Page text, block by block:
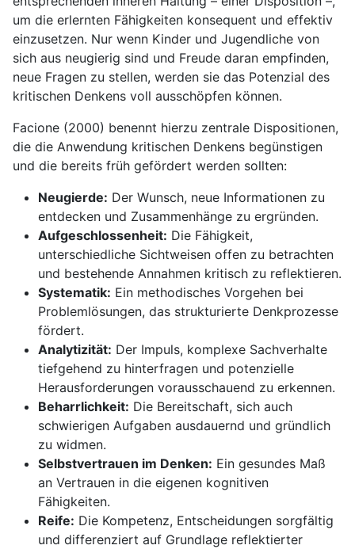
um die erlernten Fähigkeiten konsequent und effektiv
einzusetzen. Nur wenn Kinder und Jugendliche von
sich aus neugierig sind und Freude daran empfinden,
neue Fragen zu stellen, werden sie das Potenzial des
kritischen Denkens voll ausschöpfen können.
Facione (2000) benennt hierzu zentrale Dispositionen,
die die Anwendung kritischen Denkens begünstigen
und die bereits früh gefördert werden sollten:
Neugierde: Der Wunsch, neue Informationen zu
entdecken und Zusammenhänge zu ergründen.
Aufgeschlossenheit: Die Fähigkeit,
unterschiedliche Sichtweisen offen zu betrachten
und bestehende Annahmen kritisch zu reflektieren.
Systematik: Ein methodisches Vorgehen bei
Problemlösungen, das strukturierte Denkprozesse
fördert.
Analytizität: Der Impuls, komplexe Sachverhalte
tiefgehend zu hinterfragen und potenzielle
Herausforderungen vorausschauend zu erkennen.
Beharrlichkeit: Die Bereitschaft, sich auch
schwierigen Aufgaben ausdauernd und gründlich
zu widmen.
Selbstvertrauen im Denken: Ein gesundes Maß
an Vertrauen in die eigenen kognitiven
Fähigkeiten.
Reife: Die Kompetenz, Entscheidungen sorgfältig
und differenziert auf Grundlage reflektierter